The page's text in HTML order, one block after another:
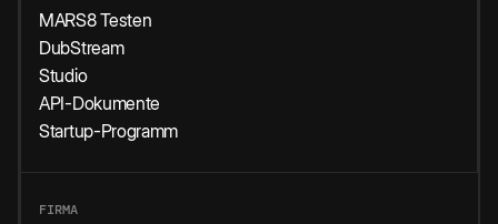
MARS8 Testen
DubStream
Studio
API-Dokumente
Startup-Programm
FIRMA